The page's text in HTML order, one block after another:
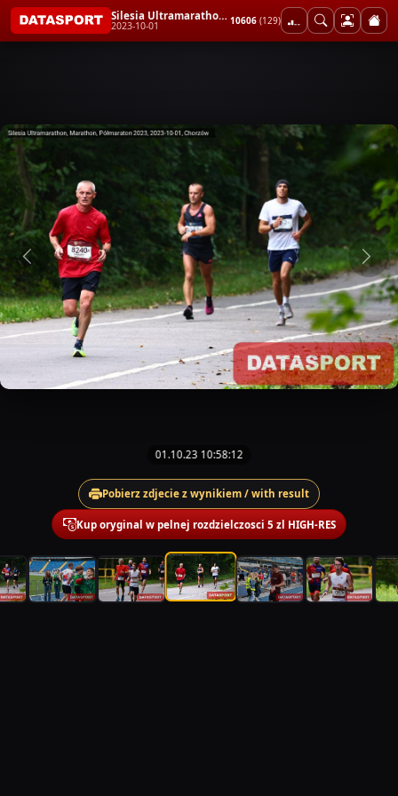
Silesia Ultramarathon, Marathon, Półmaraton 2023
2023-10-01 10606 (129)
01.10.23 10:58:12
Pobierz zdjecie z wynikiem / with result
Kup oryginal w pelnej rozdzielczosci 5 zl HIGH-RES